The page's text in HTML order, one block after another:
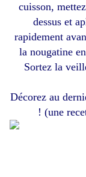
cuisson,
dessus et
rapidement
la nougatine
Sortez la
Décorez au
! (une